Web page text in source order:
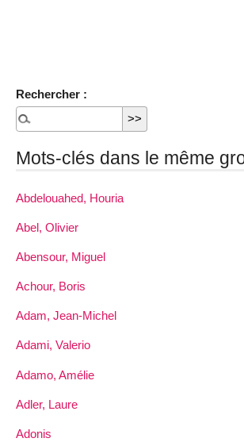
Rechercher :
Mots-clés dans le même
Abdelouahed, Houria
Abel, Olivier
Abensour, Miguel
Achour, Boris
Adam, Jean-Michel
Adami, Valerio
Adamo, Amélie
Adler, Laure
Adonis